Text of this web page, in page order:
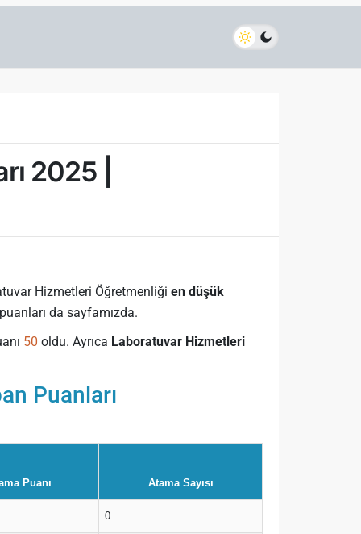
2025 |
Hizmetleri Öğretmenliği en düşük
da sayfamızda.
50 oldu. Ayrıca Laboratuvar Hizmetleri
Puanları
Puanı Atama Sayısı
0